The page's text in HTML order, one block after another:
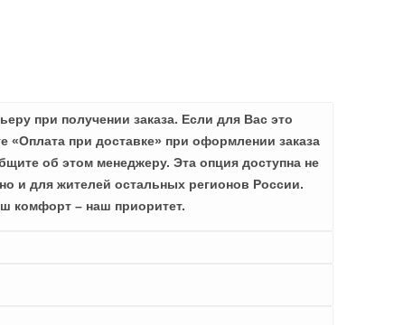
при получении заказа. Если для Вас это
при доставке» при оформлении заказа
об этом менеджеру. Эта опция доступна не
и для жителей остальных регионов России.
комфорт – наш приоритет.